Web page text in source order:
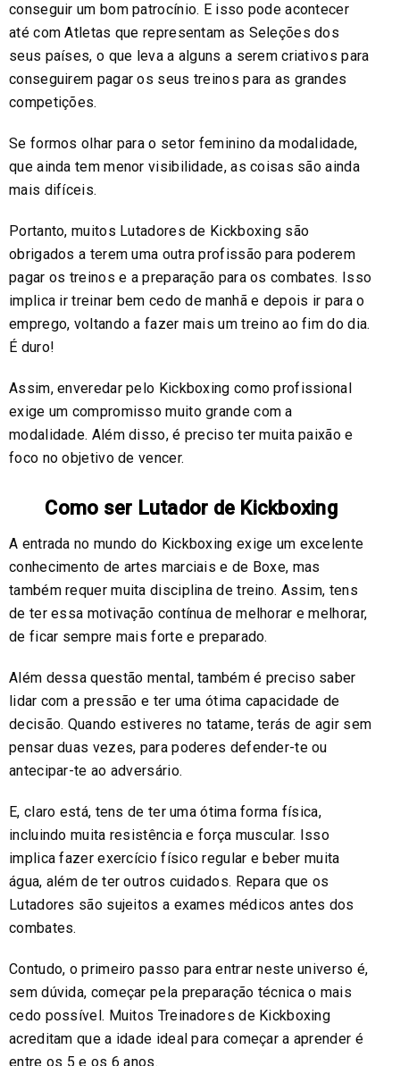
conseguir um bom patrocínio. E isso pode acontecer
até com Atletas que representam as Seleções dos
seus países, o que leva a alguns a serem criativos para
conseguirem pagar os seus treinos para as grandes
competições.
Se formos olhar para o setor feminino da modalidade,
que ainda tem menor visibilidade, as coisas são ainda
mais difíceis.
Portanto, muitos Lutadores de Kickboxing são
obrigados a terem uma outra profissão para poderem
pagar os treinos e a preparação para os combates. Isso
implica ir treinar bem cedo de manhã e depois ir para o
emprego, voltando a fazer mais um treino ao fim do dia.
É duro!
Assim, enveredar pelo Kickboxing como profissional
exige um compromisso muito grande com a
modalidade. Além disso, é preciso ter muita paixão e
foco no objetivo de vencer.
Como ser Lutador de Kickboxing
A entrada no mundo do Kickboxing exige um excelente
conhecimento de artes marciais e de Boxe, mas
também requer muita disciplina de treino. Assim, tens
de ter essa motivação contínua de melhorar e melhorar,
de ficar sempre mais forte e preparado.
Além dessa questão mental, também é preciso saber
lidar com a pressão e ter uma ótima capacidade de
decisão. Quando estiveres no tatame, terás de agir sem
pensar duas vezes, para poderes defender-te ou
antecipar-te ao adversário.
E, claro está, tens de ter uma ótima forma física,
incluindo muita resistência e força muscular. Isso
implica fazer exercício físico regular e beber muita
água, além de ter outros cuidados. Repara que os
Lutadores são sujeitos a exames médicos antes dos
combates.
Contudo, o primeiro passo para entrar neste universo é,
sem dúvida, começar pela preparação técnica o mais
cedo possível. Muitos Treinadores de Kickboxing
acreditam que a idade ideal para começar a aprender é
entre os 5 e os 6 anos.